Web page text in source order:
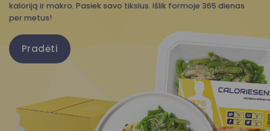
kaloriją ir makro. Pasiek savo tikslus. Išlik formoje 365 dienas
per metus!
Pradėti